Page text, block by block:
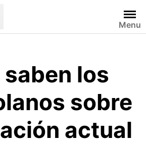
Menu
saben los
sobre
actual